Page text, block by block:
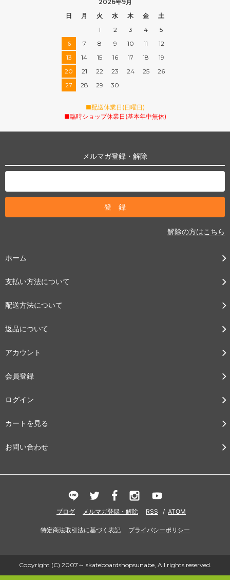
2026年9月
日
月 火 水 木 金
土
1
2 3 4
5
6
7 8 9 10 11
12
13
14 15 16 17 18
19
20
21 22 23 24 25
26
27
28 29 30
■配送休業日(日曜日)
■臨時ショップ休業日(基本年中無休)
メルマガ登録・解除
解除の方はこちら
ホーム
支払い方法について
配送方法について
返品について
アカウント
会員登録
ログイン
カートを見る
お問い合わせ
ブログ メルマガ登録・解除 RSS / ATOM
特定商法取引法に基づく表記 プライバシーポリシー
Copyright (C) 2007～ skateboardshopsunabe, All rights reserved.